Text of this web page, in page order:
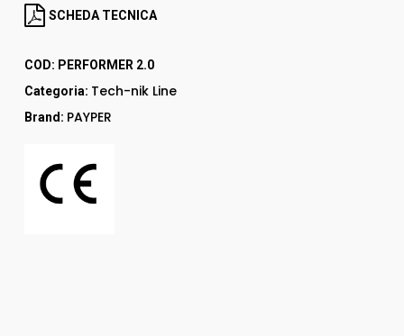
SCHEDA TECNICA
COD: PERFORMER 2.0
Categoria: Tech-nik Line
Brand: PAYPER